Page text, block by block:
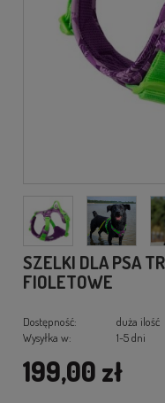
SZELKI DLA PSA
FIOLETOWE
Dostępność:
duża ilość
Wysyłka w:
1-5 dni
199,00 zł